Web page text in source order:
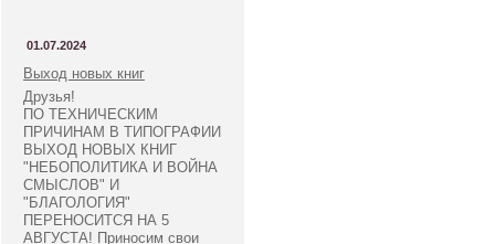
01.07.2024
Выход новых книг
Друзья!
ПО ТЕХНИЧЕСКИМ
ПРИЧИНАМ В ТИПОГРАФИИ
ВЫХОД НОВЫХ КНИГ
"НЕБОПОЛИТИКА И ВОЙНА
СМЫСЛОВ" И
"БЛАГОЛОГИЯ"
ПЕРЕНОСИТСЯ НА 5
АВГУСТА! Приносим свои